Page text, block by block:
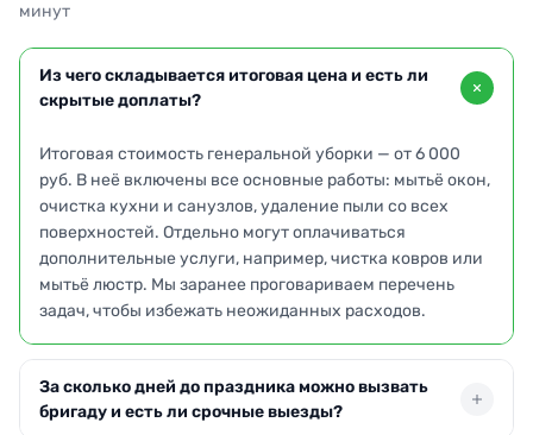
минут
Из чего складывается итоговая цена и есть ли
скрытые доплаты?
Итоговая стоимость генеральной уборки — от 6 000
руб. В неё включены все основные работы: мытьё окон,
очистка кухни и санузлов, удаление пыли со всех
поверхностей. Отдельно могут оплачиваться
дополнительные услуги, например, чистка ковров или
мытьё люстр. Мы заранее проговариваем перечень
задач, чтобы избежать неожиданных расходов.
За сколько дней до праздника можно вызвать
бригаду и есть ли срочные выезды?